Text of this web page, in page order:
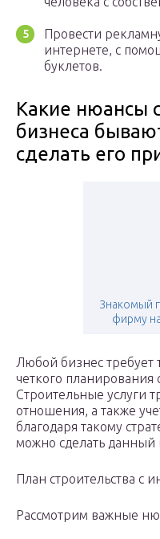
Провести
интернете, с
буклетов.
Какие нюансы
бизнеса
сделать его
Знакомый
фирму
Любой бизнес требует
четкого планирования
Строительные услуги
отношения, а также
благодаря такому
можно сделать
План строительства с
Рассмотрим важные